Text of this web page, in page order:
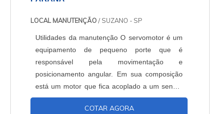
LOCAL MANUTENÇÃO/ SUZANO - SP
Utilidades da manutenção O servomotor é um
equipamento de pequeno porte que é
responsável pela movimentação e
posicionamento angular. Em sua composição
está um motor que fica acoplado a um sensor
de posição, por isso é muito importante fazer
uma boa manutenção de servo motor no
COTAR AGORA